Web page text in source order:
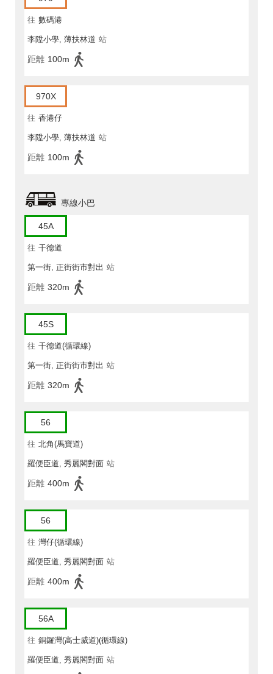
往 數碼港
李陞小學, 薄扶林道 站
距離 100m
970X
往 香港仔
李陞小學, 薄扶林道 站
距離 100m
專線小巴
45A
往 干德道
第一街, 正街街市對出 站
距離 320m
45S
往 干德道(循環線)
第一街, 正街街市對出 站
距離 320m
56
往 北角(馬寶道)
羅便臣道, 秀麗閣對面 站
距離 400m
56
往 灣仔(循環線)
羅便臣道, 秀麗閣對面 站
距離 400m
56A
往 銅鑼灣(高士威道)(循環線)
羅便臣道, 秀麗閣對面 站